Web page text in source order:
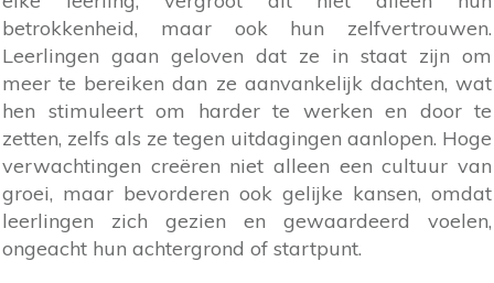
betrokkenheid, maar ook hun zelfvertrouwen.
Leerlingen gaan geloven dat ze in staat zijn om
meer te bereiken dan ze aanvankelijk dachten, wat
hen stimuleert om harder te werken en door te
zetten, zelfs als ze tegen uitdagingen aanlopen. Hoge
verwachtingen creëren niet alleen een cultuur van
groei, maar bevorderen ook gelijke kansen, omdat
leerlingen zich gezien en gewaardeerd voelen,
ongeacht hun achtergrond of startpunt.